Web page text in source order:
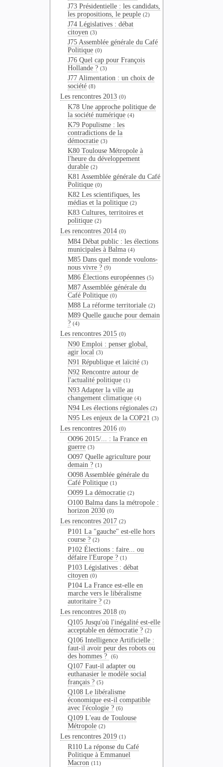
J73 Présidentielle : les candidats,
les propositions, le peuple (2)
J74 Législatives : débat
citoyen (3)
J75 Assemblée générale du Café
Politique (0)
J76 Quel cap pour François
Hollande ? (3)
J77 Alimentation : un choix de
société (8)
Les rencontres 2013 (0)
K78 Une approche politique de
la société numérique (4)
K79 Populisme : les
contradictions de la
démocratie (3)
K80 Toulouse Métropole à
l'heure du développement
durable (2)
K81 Assemblée générale du Café
Politique (0)
K82 Les scientifiques, les
médias et la politique (2)
K83 Cultures, territoires et
politique (2)
Les rencontres 2014 (0)
M84 Débat public : les élections
municipales à Balma (4)
M85 Dans quel monde voulons-
nous vivre ? (9)
M86 Élections européennes (5)
M87 Assemblée générale du
Café Politique (0)
M88 La réforme territoriale (2)
M89 Quelle gauche pour demain
? (4)
Les rencontres 2015 (0)
N90 Emploi : penser global,
agir local (3)
N91 République et laïcité (3)
N92 Rencontre autour de
l'actualité politique (1)
N93 Adapter la ville au
changement climatique (4)
N94 Les élections régionales (2)
N95 Les enjeux de la COP21 (3)
Les rencontres 2016 (0)
O096 2015/... : la France en
guerre (3)
O097 Quelle agriculture pour
demain ? (1)
O098 Assemblée générale du
Café Politique (1)
O099 La démocratie (2)
O100 Balma dans la métropole :
horizon 2030 (0)
Les rencontres 2017 (2)
P101 La "gauche" est-elle hors
course ? (2)
P102 Élections : faire... ou
défaire l'Europe ? (1)
P103 Législatives : débat
citoyen (0)
P104 La France est-elle en
marche vers le libéralisme
autoritaire ? (2)
Les rencontres 2018 (0)
Q105 Jusqu'où l'inégalité est-elle
acceptable en démocratie ? (2)
Q106 Intelligence Artificielle :
faut-il avoir peur des robots ou
des hommes ?
(6)
Q107 Faut-il adapter ou
euthanasier le modèle social
français ? (5)
Q108 Le libéralisme
économique est-il compatible
avec l'écologie ? (6)
Q109 L'eau de Toulouse
Métropole (2)
Les rencontres 2019 (1)
R110 La réponse du Café
Politique à Emmanuel
Macron (11)